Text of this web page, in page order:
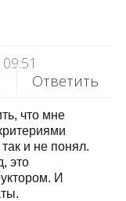
Ответить
что мне
и не понял.
это
И